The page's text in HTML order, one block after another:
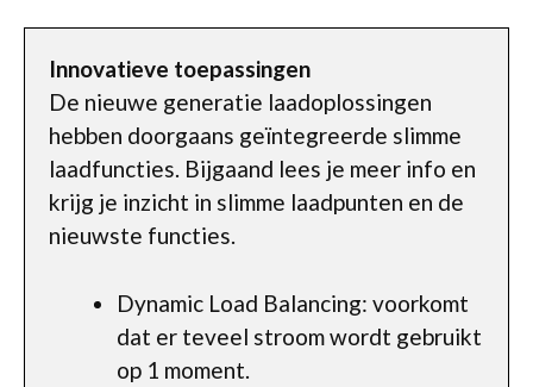
Innovatieve toepassingen
De nieuwe generatie laadoplossingen
hebben doorgaans geïntegreerde slimme
laadfuncties. Bijgaand lees je meer info en
krijg je inzicht in slimme laadpunten en de
nieuwste functies.
Dynamic Load Balancing: voorkomt
dat er teveel stroom wordt gebruikt
op 1 moment.